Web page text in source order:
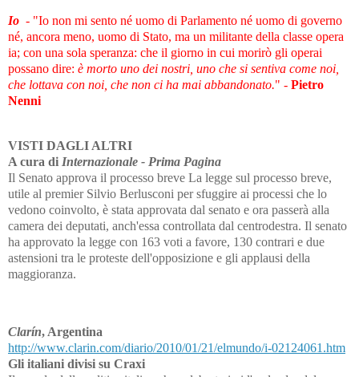
Io - "Io non mi sento né uomo di Parlamento né uomo di governo
né, ancora meno, uomo di Stato, ma un militante della classe opera
ia; con una sola speranza: che il giorno in cui morirò gli operai
possano dire: è morto uno dei nostri, uno che si sentiva come noi,
che lottava con noi, che non ci ha mai abbandonato." - Pietro
Nenni
VISTI DAGLI ALTRI
A cura di Internazionale - Prima Pagina
Il Senato approva il processo breve La legge sul processo breve,
utile al premier Silvio Berlusconi per sfuggire ai processi che lo
vedono coinvolto, è stata approvata dal senato e ora passerà alla
camera dei deputati, anch'essa controllata dal centrodestra. Il senato
ha approvato la legge con 163 voti a favore, 130 contrari e due
astensioni tra le proteste dell'opposizione e gli applausi della
maggioranza.
Clarín, Argentina
http://www.clarin.com/diario/2010/01/21/elmundo/i-02124061.htm
Gli italiani divisi su Craxi